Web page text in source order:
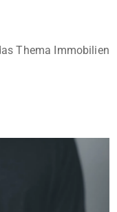
Thema Immobilien